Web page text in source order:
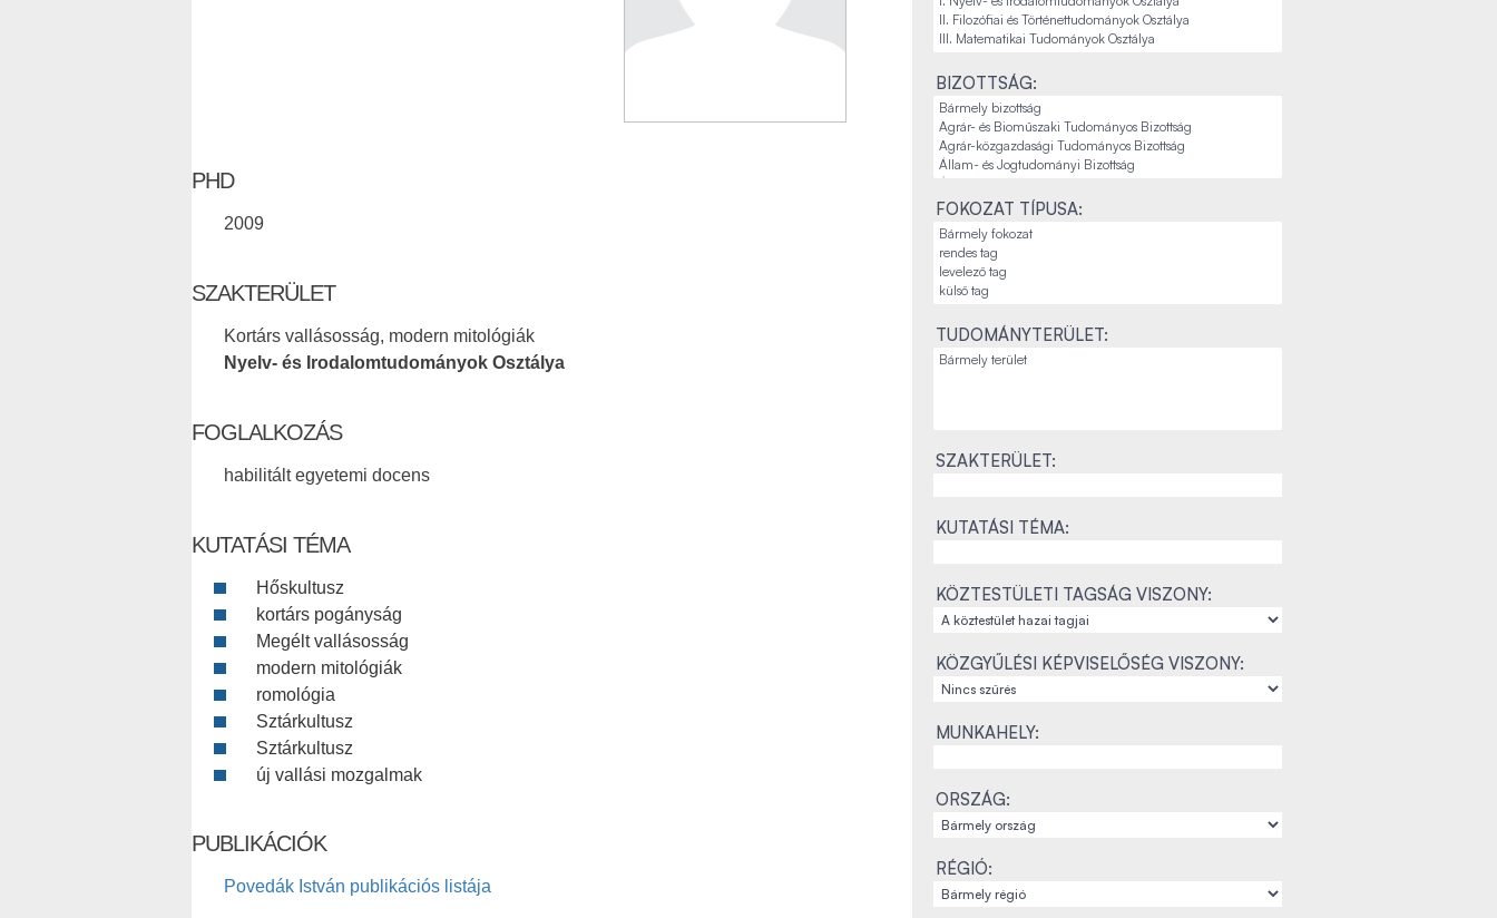
PHD
2009
SZAKTERÜLET
Kortárs vallásosság, modern mitológiák
Nyelv- és Irodalomtudományok Osztálya
FOGLALKOZÁS
habilitált egyetemi docens
KUTATÁSI TÉMA
Hőskultusz
kortárs pogányság
Megélt vallásosság
modern mitológiák
romológia
Sztárkultusz
Sztárkultusz
új vallási mozgalmak
PUBLIKÁCIÓK
Povedák István publikációs listája
BIZOTTSÁG:
FOKOZAT TÍPUSA:
TUDOMÁNYTERÜLET:
SZAKTERÜLET:
KUTATÁSI TÉMA:
KÖZTESTÜLETI TAGSÁG VISZONY:
KÖZGYŰLÉSI KÉPVISELŐSÉG VISZONY:
MUNKAHELY:
ORSZÁG:
RÉGIÓ: